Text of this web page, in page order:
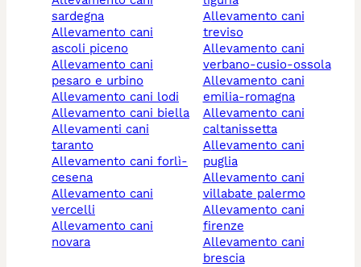
sardegna
allevamento cani
ascoli piceno
allevamento cani
pesaro e urbino
allevamento cani lodi
allevamento cani biella
allevamenti cani
taranto
allevamento cani forlì-
cesena
allevamento cani
vercelli
allevamento cani
novara
allevamento cani
treviso
allevamento cani
verbano-cusio-ossola
allevamento cani
emilia-romagna
allevamento cani
caltanissetta
allevamento cani
puglia
allevamento cani
villabate palermo
allevamento cani
firenze
allevamento cani
brescia